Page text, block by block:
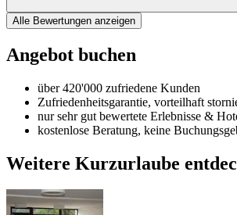
Alle Bewertungen anzeigen
Angebot buchen
über 420'000 zufriedene Kunden
Zufriedenheitsgarantie, vorteilhaft
nur sehr gut bewertete Erlebnisse &
kostenlose Beratung, keine
Weitere Kurzurlaube